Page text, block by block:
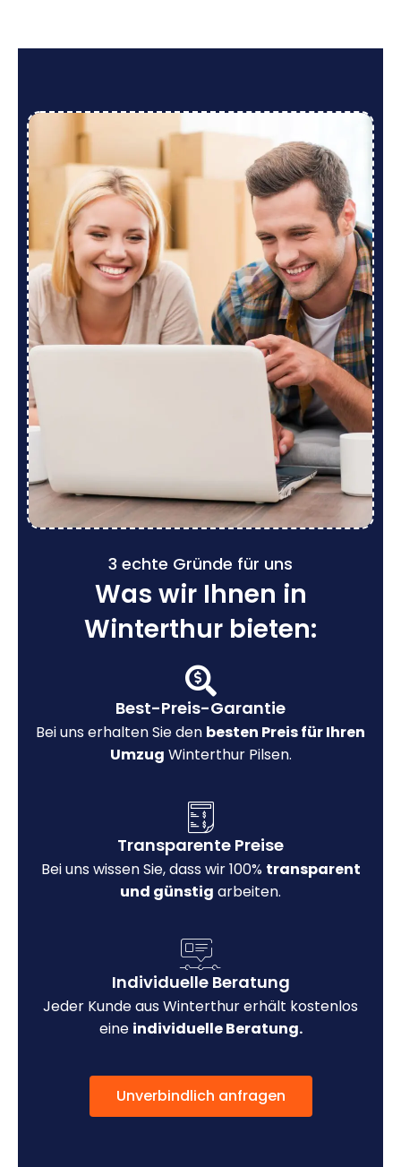
3 echte Gründe für uns
Was wir Ihnen in
Winterthur bieten:
Best-Preis-Garantie
Bei uns erhalten Sie den besten Preis für Ihren
Umzug Winterthur Pilsen.
Transparente Preise
Bei uns wissen Sie, dass wir 100% transparent
und günstig arbeiten.
Individuelle Beratung
Jeder Kunde aus Winterthur erhält kostenlos
eine individuelle Beratung.
Unverbindlich anfragen